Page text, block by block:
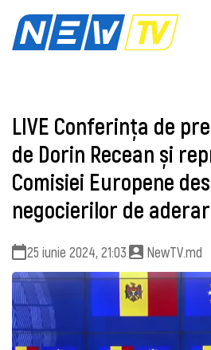
LIVE Conferința de
de Dorin Recean și
Comisiei Europene
negocierilor de
25 iunie 2024, 21:03 NewTV.md